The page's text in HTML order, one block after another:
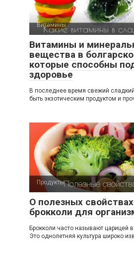
Витамины
Витамины и
вещества в
которые способны
здоровье
В последнее время свежий
быть экзотическим продуктом и
Продукты
О полезных
брокколи для
Брокколи часто называют царицей
Это однолетняя культура широко